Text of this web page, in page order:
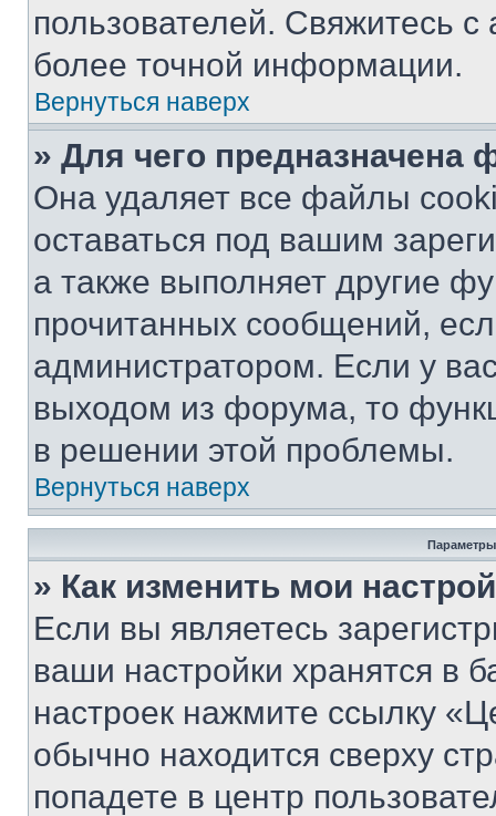
пользователей. Свяжитесь
более точной информации.
Вернуться наверх
» Для чего предназначена
Она удаляет все файлы
оставаться под вашим
а также выполняет другие
прочитанных сообщений,
администратором. Если у
выходом из форума, то
в решении этой проблемы.
Вернуться наверх
Параметры
» Как изменить мои
Если вы являетесь
ваши настройки хранятся в
настроек нажмите ссылку
обычно находится сверху
попадете в центр